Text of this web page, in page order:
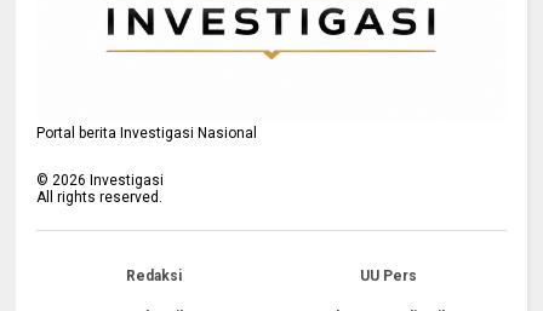
Portal berita Investigasi Nasional
©2026 Investigasi
All rights reserved.
Redaksi UU Pers